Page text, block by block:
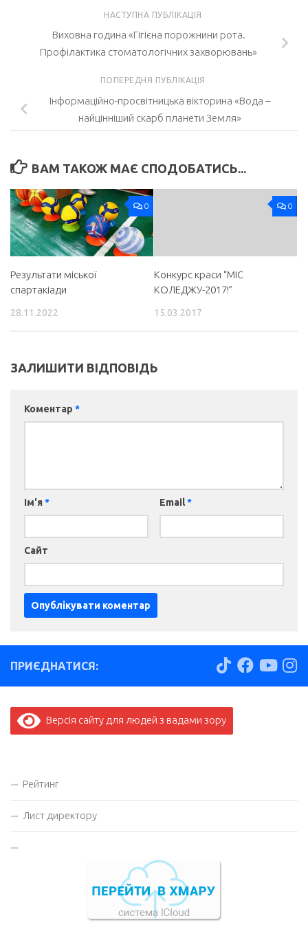
НАСТУПНА ПУБЛІКАЦІЯ
Виховна година «Гігієна порожнини рота.
Профілактика стоматологічних захворювань»
ПОПЕРЕДНЯ ПУБЛІКАЦІЯ
Інформаційно-просвітницька вікторина «Вода –
найцінніший скарб планети Земля»
ВАМ ТАКОЖ МАЄ СПОДОБАТИСЬ...
0
Результати міської
спартакіади
28.11.2022
0
Конкурс краси “МІС
КОЛЕДЖУ-2017!”
15.03.2017
ЗАЛИШИТИ ВІДПОВІДЬ
Коментар *
Ім'я * Email*
Сайт
ПРИЄДНАТИСЯ:
Версія сайту для людей з вадами зору
Рейтинг
Лист директору